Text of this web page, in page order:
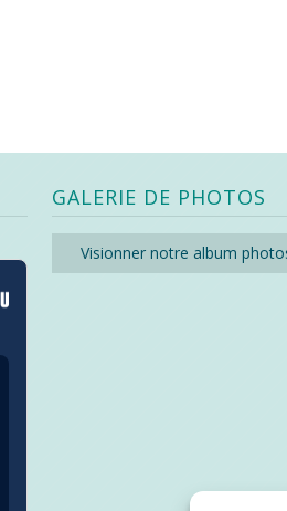
GALERIE DE PHOTOS
Visionner notre album